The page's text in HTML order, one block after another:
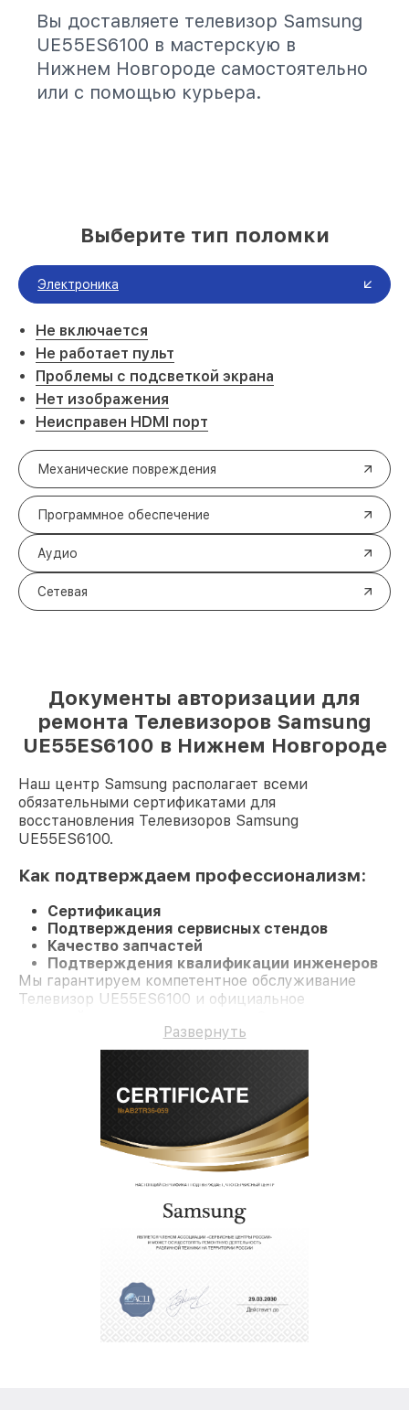
Вы доставляете телевизор Samsung
UE55ES6100 в мастерскую в
Нижнем Новгороде самостоятельно
или с помощью курьера.
Выберите тип поломки
Электроника
Не включается
Не работает пульт
Проблемы с подсветкой экрана
Нет изображения
Неисправен HDMI порт
Механические повреждения
Программное обеспечение
Аудио
Сетевая
Документы авторизации для
ремонта Телевизоров Samsung
UE55ES6100 в Нижнем Новгороде
Наш центр Samsung располагает всеми
обязательными сертификатами для
восстановления Телевизоров Samsung
UE55ES6100.
Как подтверждаем профессионализм:
Сертификация
Подтверждения сервисных стендов
Качество запчастей
Подтверждения квалификации инженеров
Мы гарантируем компетентное обслуживание
Телевизор UE55ES6100 и официальное
Развернуть